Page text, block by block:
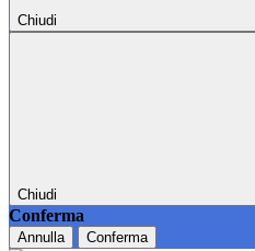
Chiudi
Chiudi
Conferma
Annulla Conferma